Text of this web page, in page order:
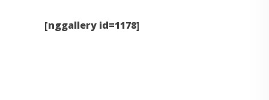
[nggallery id=1178]